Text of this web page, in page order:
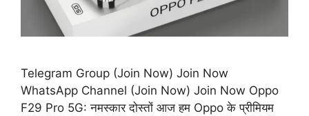
Telegram Group (Join Now) Join Now
WhatsApp Channel (Join Now) Join Now Oppo
F29 Pro 5G: नमस्कार दोस्तों आज हम Oppo के प्रीमियम